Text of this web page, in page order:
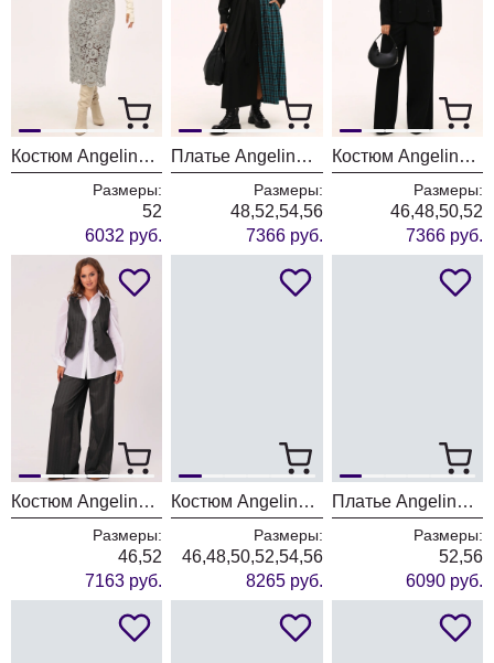
Костюм Angelina & Company 1163
Размеры:
52
6032 руб.
Платье Angelina & Company 1160
Размеры:
48,52,54,56
7366 руб.
Костюм Angelina & Company 1161
Размеры:
46,48,50,52
7366 руб.
Костюм Angelina & Company 1159
Размеры:
46,52
7163 руб.
Костюм Angelina & Company 1158
Размеры:
46,48,50,52,54,56
8265 руб.
Платье Angelina & Company 1154
Размеры:
52,56
6090 руб.